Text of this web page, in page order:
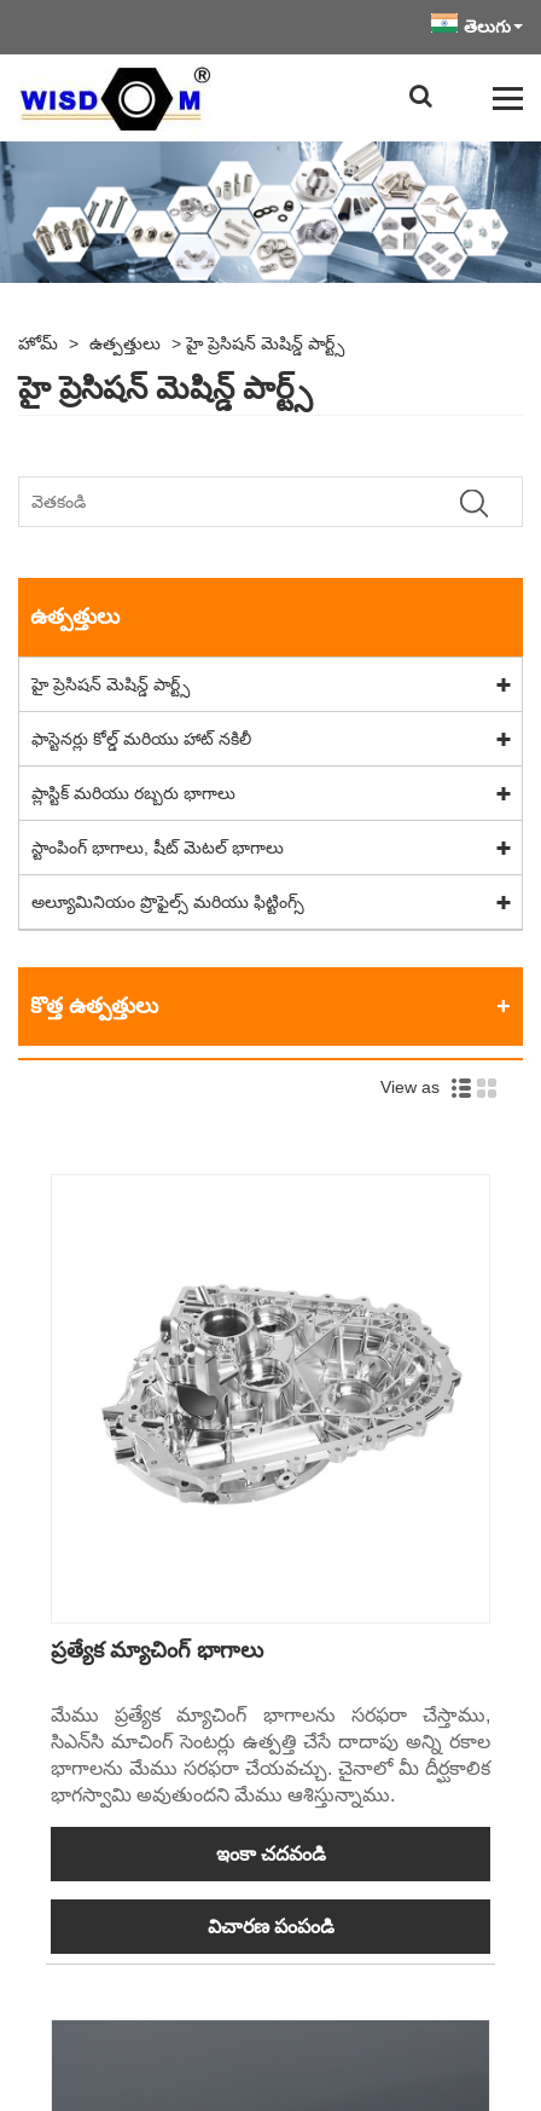
తెలుగు
హోమ్ > ఉత్పత్తులు >హై ప్రెసిషన్ మెషిన్డ్ పార్ట్స్
హై ప్రెసిషన్ మెషిన్డ్ పార్ట్స్
ఉత్పత్తులు
హై ప్రెసిషన్ మెషిన్డ్ పార్ట్స్
ఫాస్టెనర్లు కోల్డ్ మరియు హాట్ నకిలీ
ప్లాస్టిక్ మరియు రబ్బరు భాగాలు
స్టాంపింగ్ భాగాలు, షీట్ మెటల్ భాగాలు
అల్యూమినియం ప్రొఫైల్స్ మరియు ఫిట్టింగ్స్
కొత్త ఉత్పత్తులు
View as
ప్రత్యేక మ్యాచింగ్ భాగాలు
మేము ప్రత్యేక మ్యాచింగ్ భాగాలను సరఫరా చేస్తాము,
సిఎన్‌సి మాచింగ్ సెంటర్లు ఉత్పత్తి చేసే దాదాపు అన్ని రకాల
భాగాలను మేము సరఫరా చేయవచ్చు. చైనాలో మీ దీర్ఘకాలిక
భాగస్వామి అవుతుందని మేము ఆశిస్తున్నాము.
ఇంకా చదవండి
విచారణ పంపండి